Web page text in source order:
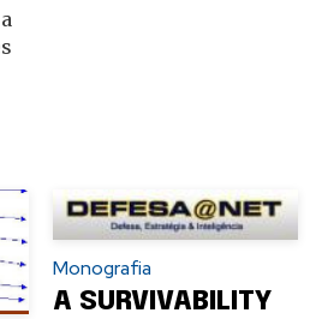
Monografia
A SURVIVABILITY